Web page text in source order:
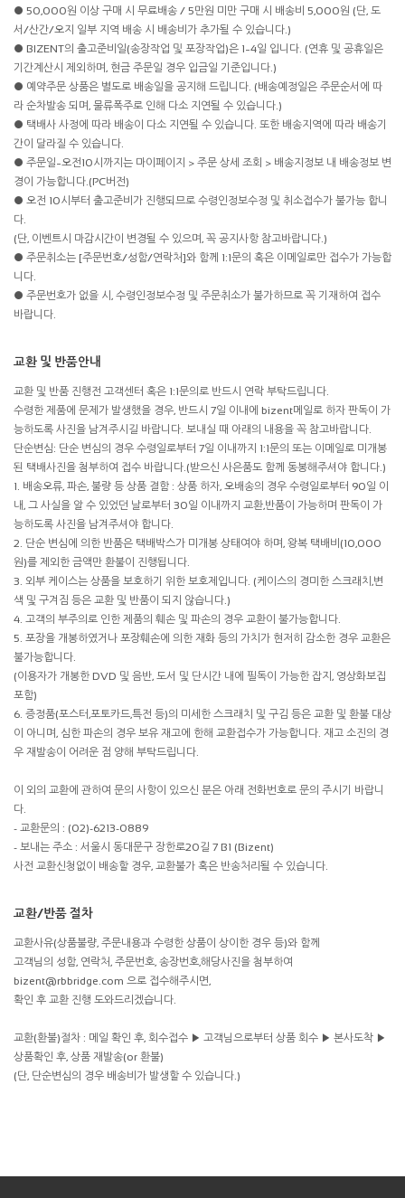
● 50,000원 이상 구매 시 무료배송 / 5만원 미만 구매 시 배송비 5,000원 (단, 도
서/산간/오지 일부 지역 배송 시 배송비가 추가될 수 있습니다.)
● BIZENT의 출고준비일(송장작업 및 포장작업)은 1~4일 입니다. (연휴 및 공휴일은
기간계산시 제외하며, 현금 주문일 경우 입금일 기준입니다.)
● 예약주문 상품은 별도로 배송일을 공지해 드립니다. (배송예정일은 주문순서에 따
라 순차발송 되며, 물류폭주로 인해 다소 지연될 수 있습니다.)
● 택배사 사정에 따라 배송이 다소 지연될 수 있습니다. 또한 배송지역에 따라 배송기
간이 달라질 수 있습니다.
● 주문일~오전10시까지는 마이페이지 > 주문 상세 조회 > 배송지정보 내 배송정보 변
경이 가능합니다.(PC버전)
● 오전 10시부터 출고준비가 진행되므로 수령인정보수정 및 취소접수가 불가능 합니
다.
(단, 이벤트시 마감시간이 변경될 수 있으며, 꼭 공지사항 참고바랍니다.)
● 주문취소는 [주문번호/성함/연락처]와 함께 1:1문의 혹은 이메일로만 접수가 가능합
니다.
● 주문번호가 없을 시, 수령인정보수정 및 주문취소가 불가하므로 꼭 기재하여 접수
바랍니다.
교환 및 반품안내
교환 및 반품 진행전 고객센터 혹은 1:1문의로 반드시 연락 부탁드립니다.
수령한 제품에 문제가 발생했을 경우, 반드시 7일 이내에 bizent메일로 하자 판독이 가
능하도록 사진을 남겨주시길 바랍니다. 보내실 때 아래의 내용을 꼭 참고바랍니다.
단순변심: 단순 변심의 경우 수령일로부터 7일 이내까지 1:1문의 또는 이메일로 미개봉
된 택배사진을 첨부하여 접수 바랍니다.(받으신 사은품도 함께 동봉해주셔야 합니다.)
1. 배송오류, 파손, 불량 등 상품 결함 : 상품 하자, 오배송의 경우 수령일로부터 90일 이
내, 그 사실을 알 수 있었던 날로부터 30일 이내까지 교환,반품이 가능하며 판독이 가
능하도록 사진을 남겨주셔야 합니다.
2. 단순 변심에 의한 반품은 택배박스가 미개봉 상태여야 하며, 왕복 택배비(10,000
원)를 제외한 금액만 환불이 진행됩니다.
3. 외부 케이스는 상품을 보호하기 위한 보호제입니다. (케이스의 경미한 스크래치,변
색 및 구겨짐 등은 교환 및 반품이 되지 않습니다.)
4. 고객의 부주의로 인한 제품의 훼손 및 파손의 경우 교환이 불가능합니다.
5. 포장을 개봉하였거나 포장훼손에 의한 재화 등의 가치가 현저히 감소한 경우 교환은
불가능합니다.
(이용자가 개봉한 DVD 및 음반, 도서 및 단시간 내에 필독이 가능한 잡지, 영상화보집
포함)
6. 증정품(포스터,포토카드,특전 등)의 미세한 스크래치 및 구김 등은 교환 및 환불 대상
이 아니며, 심한 파손의 경우 보유 재고에 한해 교환접수가 가능합니다. 재고 소진의 경
우 재발송이 어려운 점 양해 부탁드립니다.
이 외의 교환에 관하여 문의 사항이 있으신 분은 아래 전화번호로 문의 주시기 바랍니
다.
- 교환문의 : (02)-6213-0889
- 보내는 주소 : 서울시 동대문구 장한로20길 7 B1 (Bizent)
사전 교환신청없이 배송할 경우, 교환불가 혹은 반송처리될 수 있습니다.
교환/반품 절차
교환사유(상품불량, 주문내용과 수령한 상품이 상이한 경우 등)와 함께
고객님의 성함, 연락처, 주문번호, 송장번호,해당사진을 첨부하여
bizent@rbbridge.com 으로 접수해주시면,
확인 후 교환 진행 도와드리겠습니다.
교환(환불)절차 : 메일 확인 후, 회수접수 ▶ 고객님으로부터 상품 회수 ▶ 본사도착 ▶
상품확인 후, 상품 재발송(or 환불)
(단, 단순변심의 경우 배송비가 발생할 수 있습니다.)